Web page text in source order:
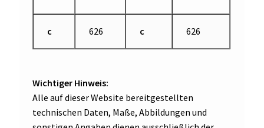
c 626 c 626
Wichtiger Hinweis:
Alle auf dieser Website bereitgestellten
technischen Daten, Maße, Abbildungen und